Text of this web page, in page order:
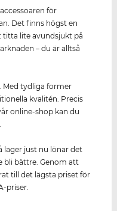
för
Det finns högst en
titta lite avundsjukt på
– du är alltså
. Med tydliga former
kvalitén. Precis
online-shop kan du
.
lager just nu lönar det
bli bättre. Genom att
till det lägsta priset för
priser.